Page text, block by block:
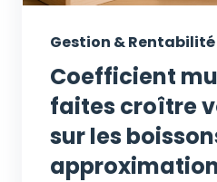
Gestion & Rentabilité
Coefficient
faites croître
sur les